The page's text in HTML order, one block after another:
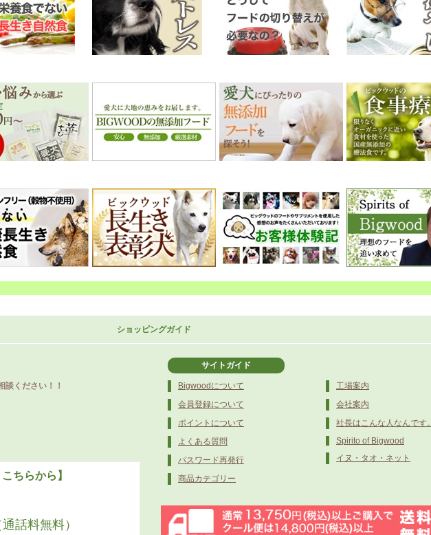
ショッピングガイド
談ください！！
ちらから】
話料無料）
サイトガイド
Bigwoodについて
会員登録について
ポイントについて
よくある質問
パスワード再発行
商品カテゴリー
工場案内
会社案内
社長はこんな人なんです。
Spirito of Bigwood
イヌ・タオ・ネット